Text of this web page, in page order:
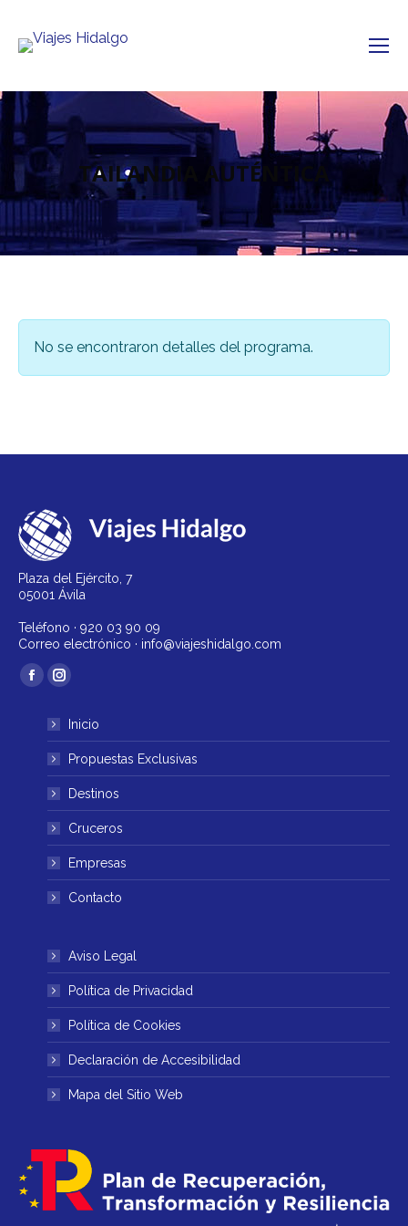
TAILANDIA AUTÉNTICA
No se encontraron detalles del programa.
Plaza del Ejército, 7
05001 Ávila
Teléfono · 920 03 90 09
Correo electrónico · info@viajeshidalgo.com
Encuéntranos en:
Facebook
abre
una
ventana
Instagram
se
abre
en
una
ventana
Inicio
Propuestas Exclusivas
Destinos
Cruceros
Empresas
Contacto
Aviso Legal
Política de Privacidad
Política de Cookies
Declaración de Accesibilidad
Mapa del Sitio Web